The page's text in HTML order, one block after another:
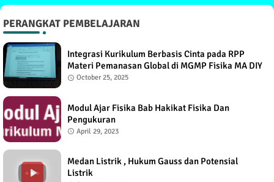
PERANGKAT PEMBELAJARAN
Integrasi Kurikulum Berbasis Cinta pada RPP
Materi Pemanasan Global di MGMP Fisika MA DIY
October 25, 2025
Modul Ajar Fisika Bab Hakikat Fisika Dan
Pengukuran
April 29, 2023
Medan Listrik , Hukum Gauss dan Potensial
Listrik